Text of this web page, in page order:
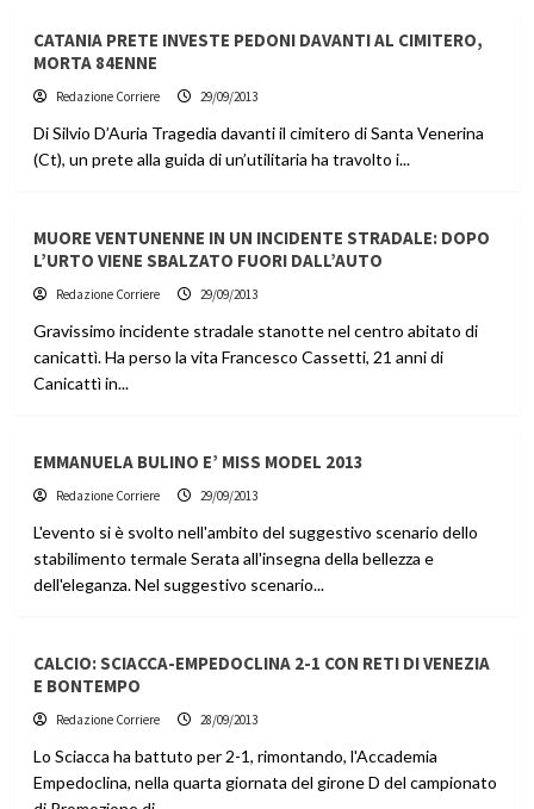
CATANIA PRETE INVESTE PEDONI DAVANTI AL CIMITERO,
MORTA 84ENNE
Redazione Corriere 29/09/2013
Di Silvio D’Auria Tragedia davanti il cimitero di Santa Venerina
(Ct), un prete alla guida di un’utilitaria ha travolto i...
MUORE VENTUNENNE IN UN INCIDENTE STRADALE: DOPO
L’URTO VIENE SBALZATO FUORI DALL’AUTO
Redazione Corriere 29/09/2013
Gravissimo incidente stradale stanotte nel centro abitato di
canicattì. Ha perso la vita Francesco Cassetti, 21 anni di
Canicattì in...
EMMANUELA BULINO E’ MISS MODEL 2013
Redazione Corriere 29/09/2013
L'evento si è svolto nell'ambito del suggestivo scenario dello
stabilimento termale Serata all'insegna della bellezza e
dell'eleganza. Nel suggestivo scenario...
CALCIO: SCIACCA-EMPEDOCLINA 2-1 CON RETI DI VENEZIA
E BONTEMPO
Redazione Corriere 28/09/2013
Lo Sciacca ha battuto per 2-1, rimontando, l'Accademia
Empedoclina, nella quarta giornata del girone D del campionato